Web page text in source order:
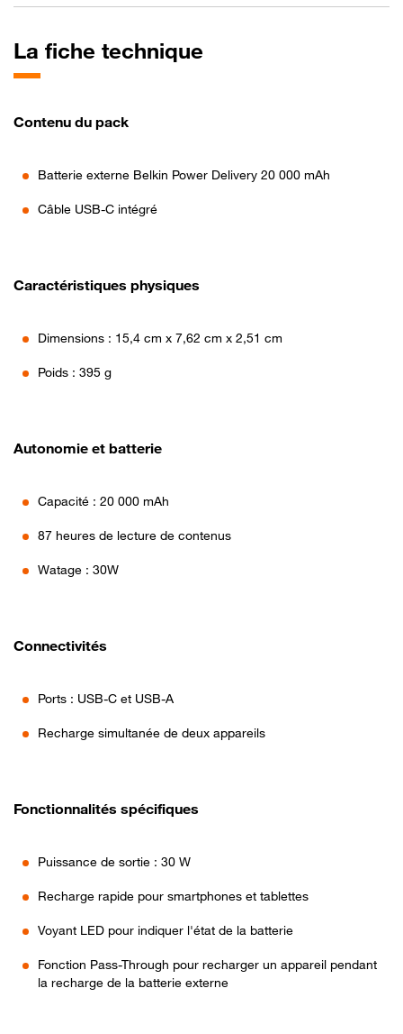
La fiche technique
Contenu du pack
Batterie externe Belkin Power Delivery 20 000 mAh
Câble USB-C intégré
Caractéristiques physiques
Dimensions : 15,4 cm x 7,62 cm x 2,51 cm
Poids : 395 g
Autonomie et batterie
Capacité : 20 000 mAh
87 heures de lecture de contenus
Watage : 30W
Connectivités
Ports : USB-C et USB-A
Recharge simultanée de deux appareils
Fonctionnalités spécifiques
Puissance de sortie : 30 W
Recharge rapide pour smartphones et tablettes
Voyant LED pour indiquer l'état de la batterie
Fonction Pass-Through pour recharger un appareil pendant
la recharge de la batterie externe